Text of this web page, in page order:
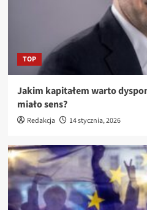
TOP
Jakim kapitałem warto
miało sens?
Redakcja 14 stycznia, 2026